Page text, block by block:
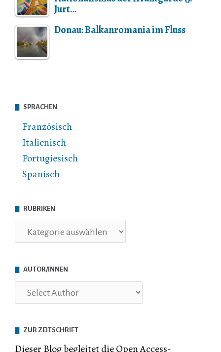
Jurt…
Donau: Balkanromania im Fluss
SPRACHEN
Französisch
Italienisch
Portugiesisch
Spanisch
RUBRIKEN
Rubriken
AUTOR/INNEN
ZUR ZEITSCHRIFT
Dieser Blog begleitet die Open Access-